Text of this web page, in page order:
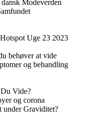
Modeverden
Uge 23 2023
behøver at vide
og behandling
Vide?
og corona
under Graviditet?